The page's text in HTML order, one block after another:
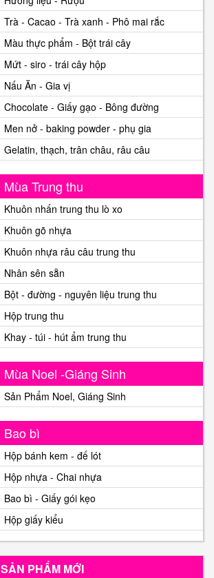
Trà - Cacao - Trà xanh - Phô mai rắc
Màu thực phẩm - Bột trái cây
Mứt - siro - trái cây hộp
Nấu Ăn - Gia vị
Chocolate - Giấy gạo - Bông đường
Men nở - baking powder - phụ gia
Gelatin, thạch, trân châu, râu câu
Mùa Trung thu
Khuôn nhấn trung thu lò xo
Khuôn gõ nhựa
Khuôn nhựa râu câu trung thu
Nhân sên sẵn
Bột - đường - nguyên liệu trung thu
Hộp trung thu
Khay - túi - hút ẩm trung thu
Mùa Noel -Giáng Sinh
Sản Phẩm Noel, Giáng Sinh
Bao bì
Hộp bánh kem - đế lót
Hộp nhựa - Chai nhựa
Bao bì - Giấy gói kẹo
Hộp giấy kiểu
SẢN PHẨM MỚI